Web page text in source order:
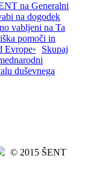
na Generalni
na dogodek
vabljeni na Ta
pomoči in
Evrope•
Skupaj
duševnega
© 2015 ŠENT